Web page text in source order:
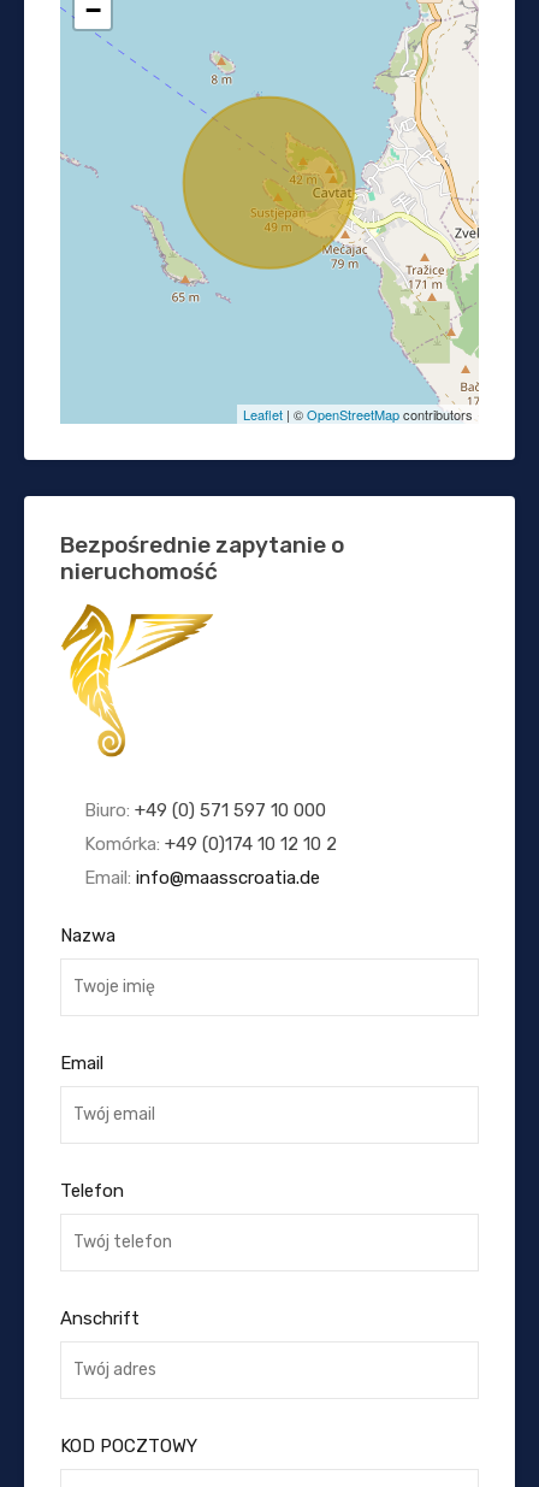
−
Leaflet | ©OpenStreetMapcontributors
Bezpośrednie zapytanie o
nieruchomość
Biuro: +49 (0) 571 597 10 000
Komórka: +49 (0)174 10 12 10 2
Email: info@maasscroatia.de
Nazwa
Email
Telefon
Anschrift
KOD POCZTOWY